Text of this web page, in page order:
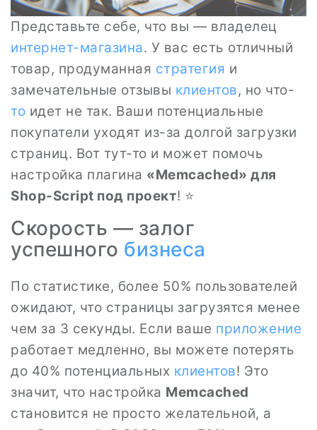
Представьте себе, что вы — владелец
интернет-магазина. У вас есть отличный
товар, продуманная стратегия и
замечательные отзывы клиентов, но что-
то идет не так. Ваши потенциальные
покупатели уходят из-за долгой загрузки
страниц. Вот тут-то и может помочь
настройка плагина «Memcached» для
Shop-Script под проект! ⭐
Скорость — залог
успешного бизнеса
По статистике, более 50% пользователей
ожидают, что страницы загрузятся менее
чем за 3 секунды. Если ваше приложение
работает медленно, вы можете потерять
до 40% потенциальных клиентов! Это
значит, что настройка Memcached
становится не просто желательной, а